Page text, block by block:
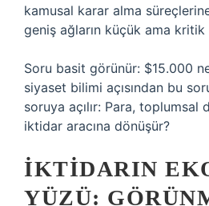
kamusal karar alma
geniş ağların küçük ama kritik
Soru basit görünür: $15.000
siyaset bilimi açısından bu
soruya açılır: Para, toplumsal
iktidar aracına dönüşür?
İKTIDARIN
YÜZÜ: